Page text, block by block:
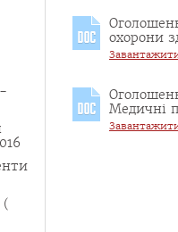
(
охорони
Медичні